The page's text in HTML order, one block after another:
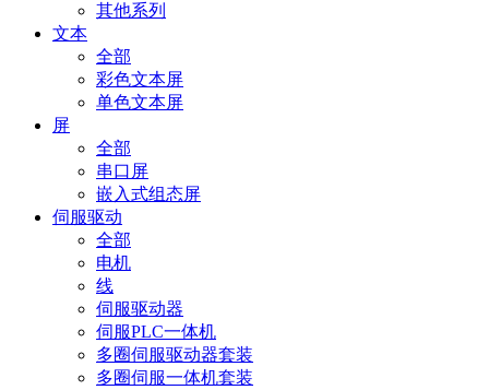
其他系列
文本
全部
彩色文本屏
单色文本屏
屏
全部
串口屏
嵌入式组态屏
伺服驱动
全部
电机
线
伺服驱动器
伺服PLC一体机
多圈伺服驱动器套装
多圈伺服一体机套装